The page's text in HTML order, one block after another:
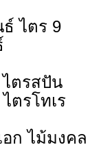
ไตร 9
ไตรสปัน
ตรโทเร
อก ไม้มงคล